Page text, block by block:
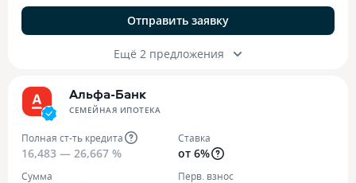
Отправить заявку
Ещё 2 предложения
Альфа-Банк
СЕМЕЙНАЯ ИПОТЕКА
Полная ст-ть кредита
16,483 — 26,667 %
Ставка
от 6%
Сумма Перв. взнос